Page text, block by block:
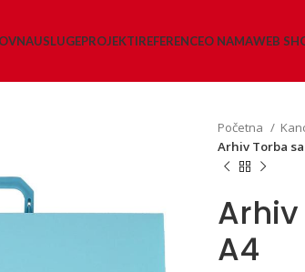
USLUGEPROJEKTIREFERENCEO NAMAWEB
Početna
Arhiv Torba sa
Arhiv
A4